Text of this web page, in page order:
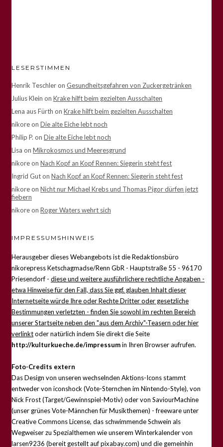
LESERSTIMMEN
Henrik Teschleron Gesundheitsgefahren von Zuckergetränken
Julius Klein on Krake hilft beim gezielten Ausschalten
Lena aus Fürth on Krake hilft beim gezielten Ausschalten
nikoreon Die alte Eiche lebt noch
Philip P. on Die alte Eiche lebt noch
Lisa on Mikrokosmos und Meeresgrund
nikoreon Nach Kopf an Kopf Rennen: Siegerin steht fest
Ingrid Guton Nach Kopf an Kopf Rennen: Siegerin steht fest
nikoreon Nicht nur Michael Krebs und Thomas Pigor dürfen jetzt
fiebern
nikoreon Roger Waters wehrt sich
IMPRESSUMSHINWEIS
Herausgeber dieses Webangebots ist die Redaktionsbüro
nikorepress Ketschagmadse/Renn GbR - Hauptstraße 55 - 96170
Priesendorf - diese und weitere ausführlichere rechtliche Angaben -
etwa Hinweise für den Fall, dass Sie ggf. glauben Inhalt dieser
Internetseite würde Ihre oder Rechte Dritter oder gesetzliche
Bestimmungen verletzten - finden Sie sowohl im rechten Bereich
unserer Startseite neben den "aus dem Archiv"-Teasern oder hier
verlinktoder natürlich indem Sie direkt die Seite
http://kulturkueche.de/impressumin Ihren Browser aufrufen.
Foto-Credits extern
Das Design von unseren wechselnden Aktions-Icons stammt
entweder von iconshock (Vote-Sternchen im Nintendo-Style), von
Nick Frost (Target/Gewinnspiel-Motiv) oder von SaviourMachine
(unser grünes Vote-Männchen für Musikthemen) - freeware unter
Creative Commons License, das schwimmende Schwein als
Wegweiser zu Spezialthemen wie unserem Winterkalender von
larsen9236 (bereit gestellt auf pixabay.com) und die gemeinhin